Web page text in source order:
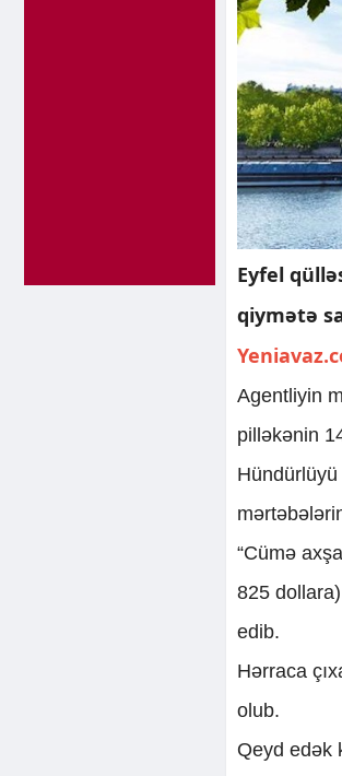
Eyfel
qiymətə
Agentliyin
pilləkənin
“Cümə
825
edib.
Hərraca
olub.
Qeyd edək